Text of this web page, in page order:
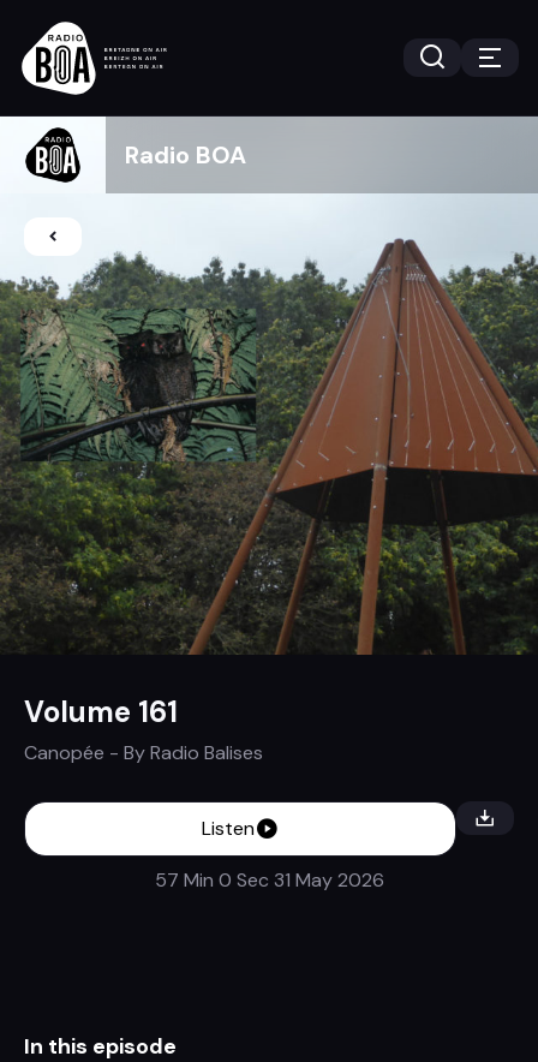
Radio BOA
Volume 161
Canopée - ByRadio Balises
Listen
57 Min 0 Sec 31 May 2026
In this episode